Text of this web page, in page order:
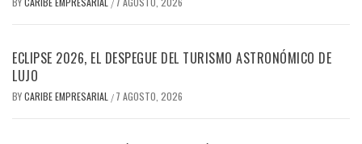
/
ECLIPSE 2026, EL DESPEGUE DEL TURISMO ASTRONÓMICO DE
LUJO
BYCARIBE EMPRESARIAL / 7 AGOSTO, 2026